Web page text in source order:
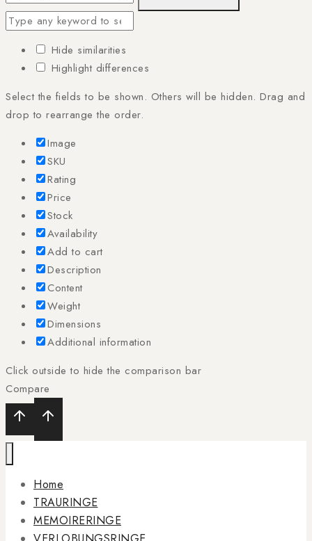
Hide similarities
Highlight differences
Select the fields to be shown. Others will be hidden. Drag and
drop to rearrange the order.
Image
SKU
Rating
Price
Stock
Availability
Add to cart
Description
Content
Weight
Dimensions
Additional information
Click outside to hide the comparison bar
Compare
Home
TRAURINGE
MEMOIRERINGE